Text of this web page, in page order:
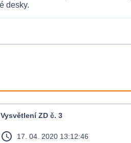
desky.
Vysvětlení ZD č. 3
access_time 17. 04. 2020 13:12:46